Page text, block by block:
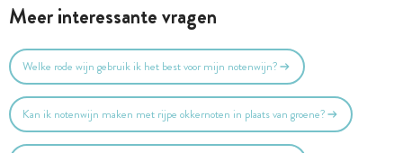
Meer interessante vragen
Welke rode wijn gebruik ik het best voor mijn notenwijn?
Kan ik notenwijn maken met rijpe okkernoten in plaats van groene?